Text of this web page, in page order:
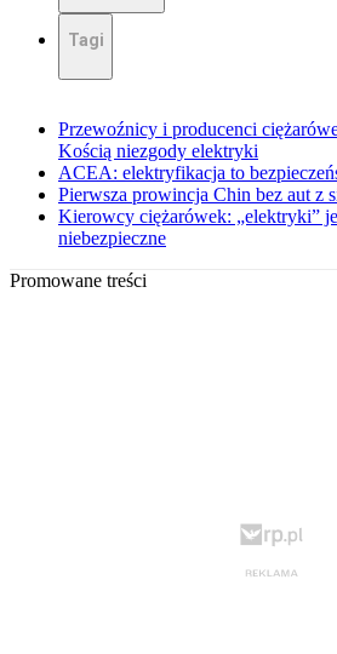
Tagi
Przewoźnicy i producenci
Kością niezgody elektryki
ACEA: elektryfikacja to
Pierwsza prowincja Chin bez aut z
Kierowcy ciężarówek: „elektryki”
niebezpieczne
Promowane treści